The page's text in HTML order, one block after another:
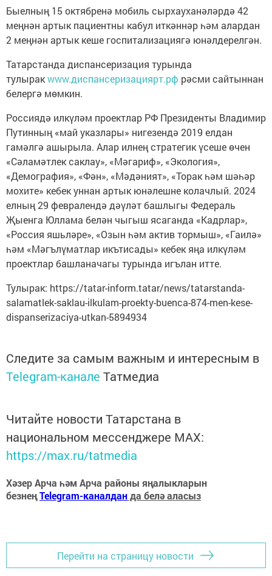
Быелның 15 октябренә мобиль сырхауханәләрдә 42
меңнән артык пациентны кабул иткәннәр һәм алардан
2 меңнән артык кеше госпитализациягә юнәлдерелгән.
Татарстанда диспансеризация турында
тулыракwww.диспансеризациярт.рф рәсми сайтыннан
белергә мөмкин.
Россиядә илкүләм проектлар РФ Президенты Владимир
Путинның «май указлары» нигезендә 2019 елдан
гамәлгә ашырыла. Алар илнең стратегик үсеше өчен
«Сәламәтлек саклау», «Мәгариф», «Экология»,
«Демография», «Фән», «Мәдәният», «Торак һәм шәһәр
мохите» кебек уннан артык юнәлешне колачлый. 2024
елның 29 февралендә дәүләт башлыгы Федераль
Җыенга Юллама белән чыгыш ясаганда «Кадрлар»,
«Россия яшьләре», «Озын һәм актив тормыш», «Гаилә»
һәм «Мәгълүматлар икътисады» кебек яңа илкүләм
проектлар башланачагы турында игълан итте.
Тулырак: https://tatar-inform.tatar/news/tatarstanda-
salamatlek-saklau-ilkulam-proekty-buenca-874-men-kese-
dispanserizaciya-utkan-5894934
Следите за самым важным и интересным в
Telegram-канале Татмедиа
Читайте новости Татарстана в
национальном мессенджере MАХ:
https://max.ru/tatmedia
Хәзер Арча һәм Арча районы яңалыкларын
безнеңTelegram-каналданда белә аласыз
Перейти на страницу новости